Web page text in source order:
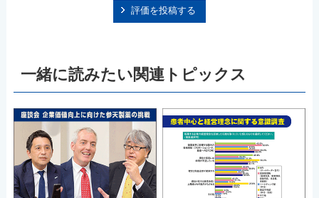
評価を投稿する
一緒に読みたい関連トピックス